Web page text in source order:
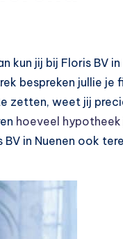
kun jij bij Floris BV in
bespreken jullie je
zetten, weet jij
hoeveel
BV in Nuenen ook